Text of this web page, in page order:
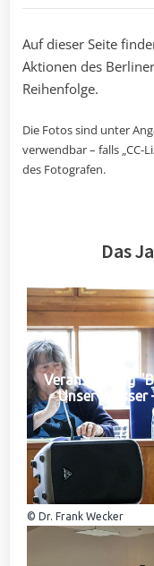
Auf dieser Seite
Aktionen des
Reihenfolge.
Die Fotos sind unter
verwendbar – falls „CC-
des Fotografen.
Das
Veranstaltung
Unser Wasser
© Dr. Frank Wecker